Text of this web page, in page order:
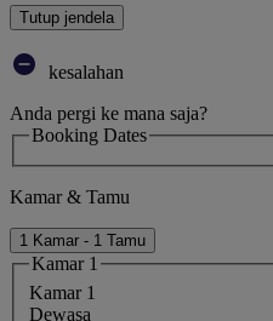
Tutup jendela
kesalahan
Anda pergi ke mana saja?
Booking Dates
Kamar & Tamu
1 Kamar - 1 Tamu
Kamar 1
Kamar 1
Dewasa